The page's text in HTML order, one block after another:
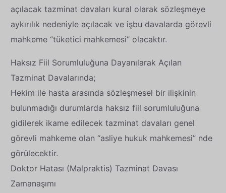
açılacak tazminat davaları kural olarak sözleşmeye
aykırılık nedeniyle açılacak ve işbu davalarda görevli
mahkeme “tüketici mahkemesi” olacaktır.
Haksız Fiil Sorumluluğuna Dayanılarak Açılan
Tazminat Davalarında;
Hekim ile hasta arasında sözleşmesel bir ilişkinin
bulunmadığı durumlarda haksız fiil sorumluluğuna
gidilerek ikame edilecek tazminat davaları genel
görevli mahkeme olan “asliye hukuk mahkemesi” nde
görülecektir.
Doktor Hatası (Malpraktis) Tazminat Davası
Zamanaşımı